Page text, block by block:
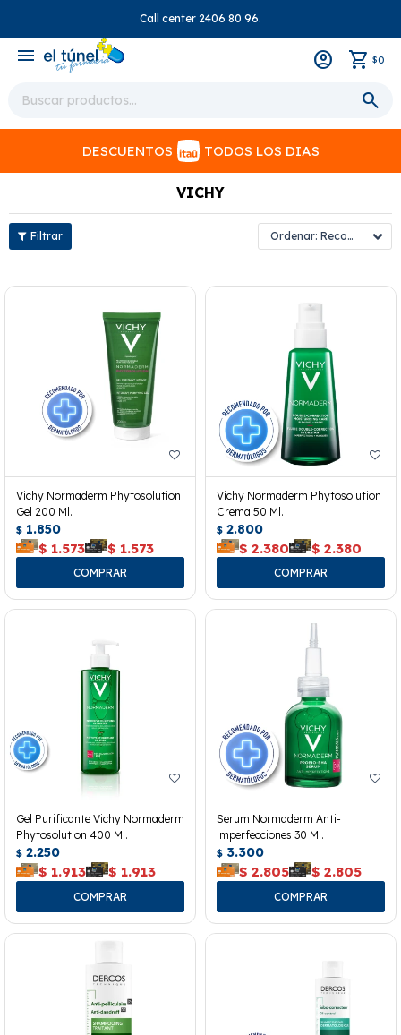
Call center 2406 80 96.
menu $0
DESCUENTOS TODOS LOS DIAS
VICHY
Recomendados
Vichy Normaderm Phytosolution
Gel 200 Ml.
$ 1.850
$ 1.573 $ 1.573
Vichy Normaderm Phytosolution
Crema 50 Ml.
$ 2.800
$ 2.380 $ 2.380
Gel Purificante Vichy Normaderm
Phytosolution 400 Ml.
$ 2.250
$ 1.913 $ 1.913
Serum Normaderm Anti-
imperfecciones 30 Ml.
$ 3.300
$ 2.805 $ 2.805
close